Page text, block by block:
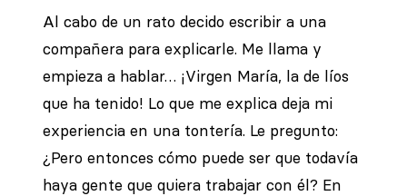
Al cabo de un rato decido escribir a una
compañera para explicarle. Me llama y
empieza a hablar… ¡Virgen María, la de líos
que ha tenido! Lo que me explica deja mi
experiencia en una tontería. Le pregunto:
¿Pero entonces cómo puede ser que todavía
haya gente que quiera trabajar con él? En